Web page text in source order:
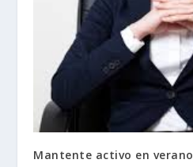
Mantente activo en verano